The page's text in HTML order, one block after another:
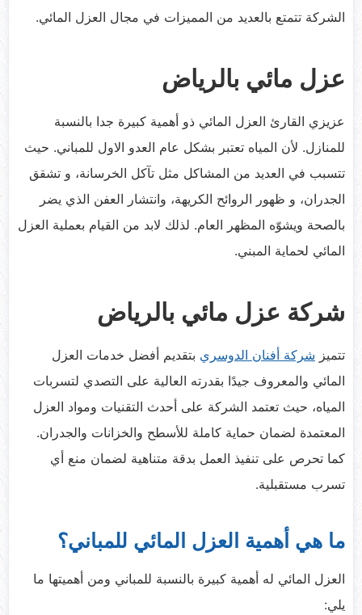
الشركة تتمتع بالعديد من المميزات في مجال العزل المائي.
عزل مائي بالرياض
عزيزي القارئ العزل المائي ذو أهمية كبيرة جدا بالنسبة
للمنازل. لأن المياه تعتبر بشكل عام العدو الاول للمباني. حيث
تتسبب في العديد من المشاكل مثل تآكل الخرسانة، و تشقق
الجدران، و ظهور الروائح الكريهة، وانتشار العفن الذي يضر
بالصحة ويشوّه المظهر العام. لذلك لابد من القيام بعملية العزل
المائي لحماية المبني.
شركة عزل مائي بالرياض
تتميز شركة أفنان الدوسري بتقديم أفضل خدمات العزل
المائي والمعروف جيدًا بقدرته العالية على التصدي لتسربات
المياه، حيث تعتمد الشركة على أحدث التقنيات ومواد العزل
المعتمدة لضمان حماية كاملة للأسطح والخزانات والجدران.
كما تحرص على تنفيذ العمل بدقة متناهية لضمان منع أي
تسرب مستقبلية.
ما هي أهمية العزل المائي للمباني؟
العزل المائي له أهمية كبيرة بالنسبة للمباني ومن أهميتها ما
يلي: